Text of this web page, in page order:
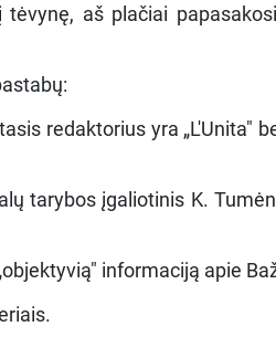
aš plačiai
redaktorius yra „L'Unita"
tarybos įgaliotinis K.
informaciją apie